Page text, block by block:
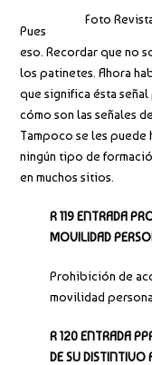
Foto
Pues
eso. Recordar que no
los patinetes. Ahora
que significa ésta
cómo son las señales
Tampoco se les puede
ningún tipo de
en muchos sitios.
R 119 ENTRADA
MOVILIDAD
Prohibición de
movilidad
R 120 ENTRADA
DE SU DISTINTIVO